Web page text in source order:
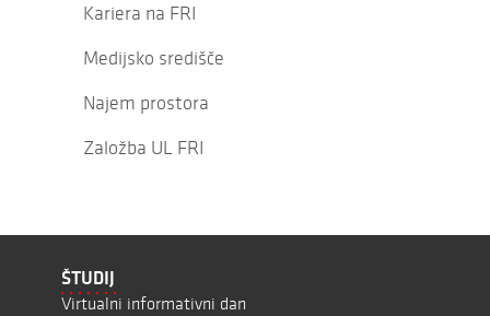
Kariera na FRI
Medijsko središče
Najem prostora
Založba UL FRI
ŠTUDIJ
Virtualni informativni dan